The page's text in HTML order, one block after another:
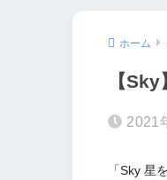
ホーム
【
2021
「Sky 星